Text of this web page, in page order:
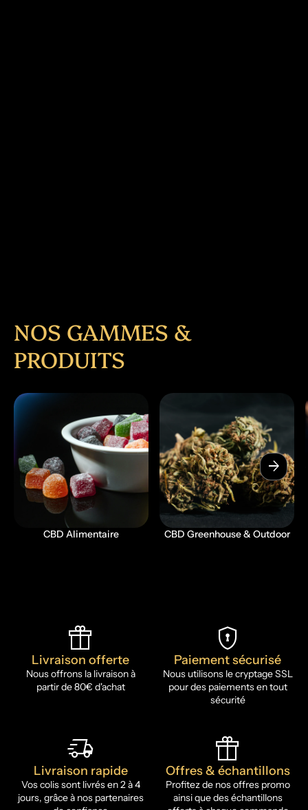
NOS GAMMES &
PRODUITS
arrow_forward
CBD Alimentaire CBD Greenhouse & Outdoor
featured_seasonal_and_gifts
Livraison offerte
Nous offrons la livraison à
partir de 80€ d'achat
encrypted
Paiement sécurisé
Nous utilisons le cryptage SSL
pour des paiements en tout
sécurité
delivery_truck_speed
Livraison rapide
Vos colis sont livrés en 2 à 4
jours, grâce à nos partenaires
featured_seasonal_and_gifts
Offres & échantillons
Profitez de nos offres promo
ainsi que des échantillons